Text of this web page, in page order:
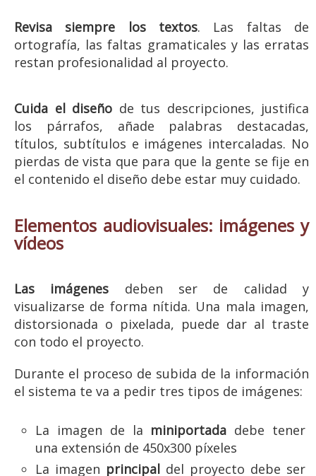
Revisa siempre los textos. Las faltas de
ortografía, las faltas gramaticales y las erratas
restan profesionalidad al proyecto.
Cuida el diseño de tus descripciones, justifica
los párrafos, añade palabras destacadas,
títulos, subtítulos e imágenes intercaladas. No
pierdas de vista que para que la gente se fije en
el contenido el diseño debe estar muy cuidado.
Elementos audiovisuales: imágenes y
vídeos
Las imágenes deben ser de calidad y
visualizarse de forma nítida. Una mala imagen,
distorsionada o pixelada, puede dar al traste
con todo el proyecto.
Durante el proceso de subida de la información
el sistema te va a pedir tres tipos de imágenes:
La imagen de la miniportada debe tener
una extensión de 450x300 píxeles
La imagen principal del proyecto debe ser